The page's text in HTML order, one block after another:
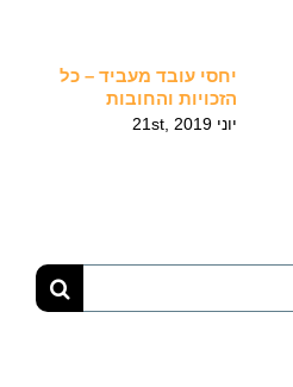
יחסי עובד מעביד – כל
הזכויות והחובות
יוני 21st, 2019